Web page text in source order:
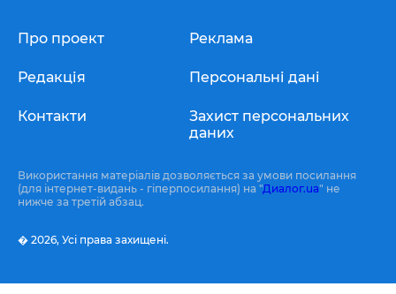
Про проект
Редакція
Контакти
Реклама
Персональні дані
Захист персональних
даних
Використання матеріалів дозволяється за умови посилання
(для інтернет-видань - гіперпосилання) на "Диалог.ua" не
нижче за третій абзац.
� 2026, Усі права захищені.